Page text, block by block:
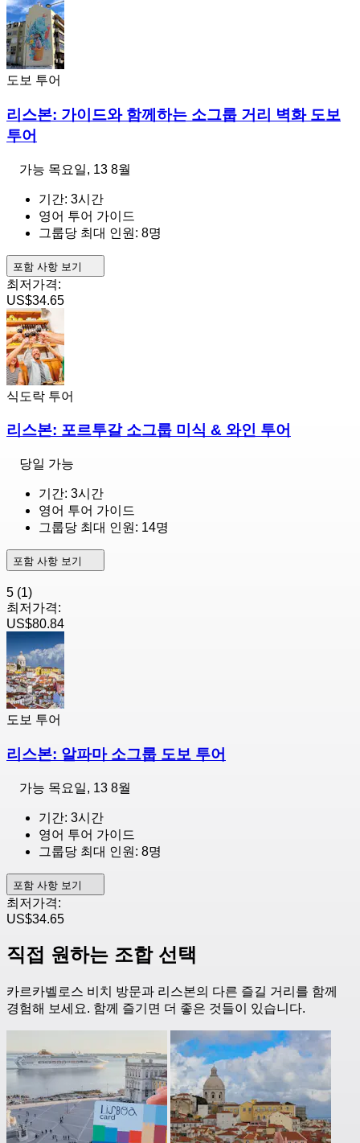
도보 투어
리스본: 가이드와 함께하는 소그룹 거리 벽화 도보
투어
가능 목요일, 13 8월
기간: 3시간
영어 투어 가이드
그룹당 최대 인원: 8명
포함 사항 보기
최저가격:
US$34.65
식도락 투어
리스본: 포르투갈 소그룹 미식 & 와인 투어
당일 가능
기간: 3시간
영어 투어 가이드
그룹당 최대 인원: 14명
포함 사항 보기
5 (1)
최저가격:
US$80.84
도보 투어
리스본: 알파마 소그룹 도보 투어
가능 목요일, 13 8월
기간: 3시간
영어 투어 가이드
그룹당 최대 인원: 8명
포함 사항 보기
최저가격:
US$34.65
직접 원하는 조합 선택
카르카벨로스 비치 방문과 리스본의 다른 즐길 거리를 함께
경험해 보세요. 함께 즐기면 더 좋은 것들이 있습니다.